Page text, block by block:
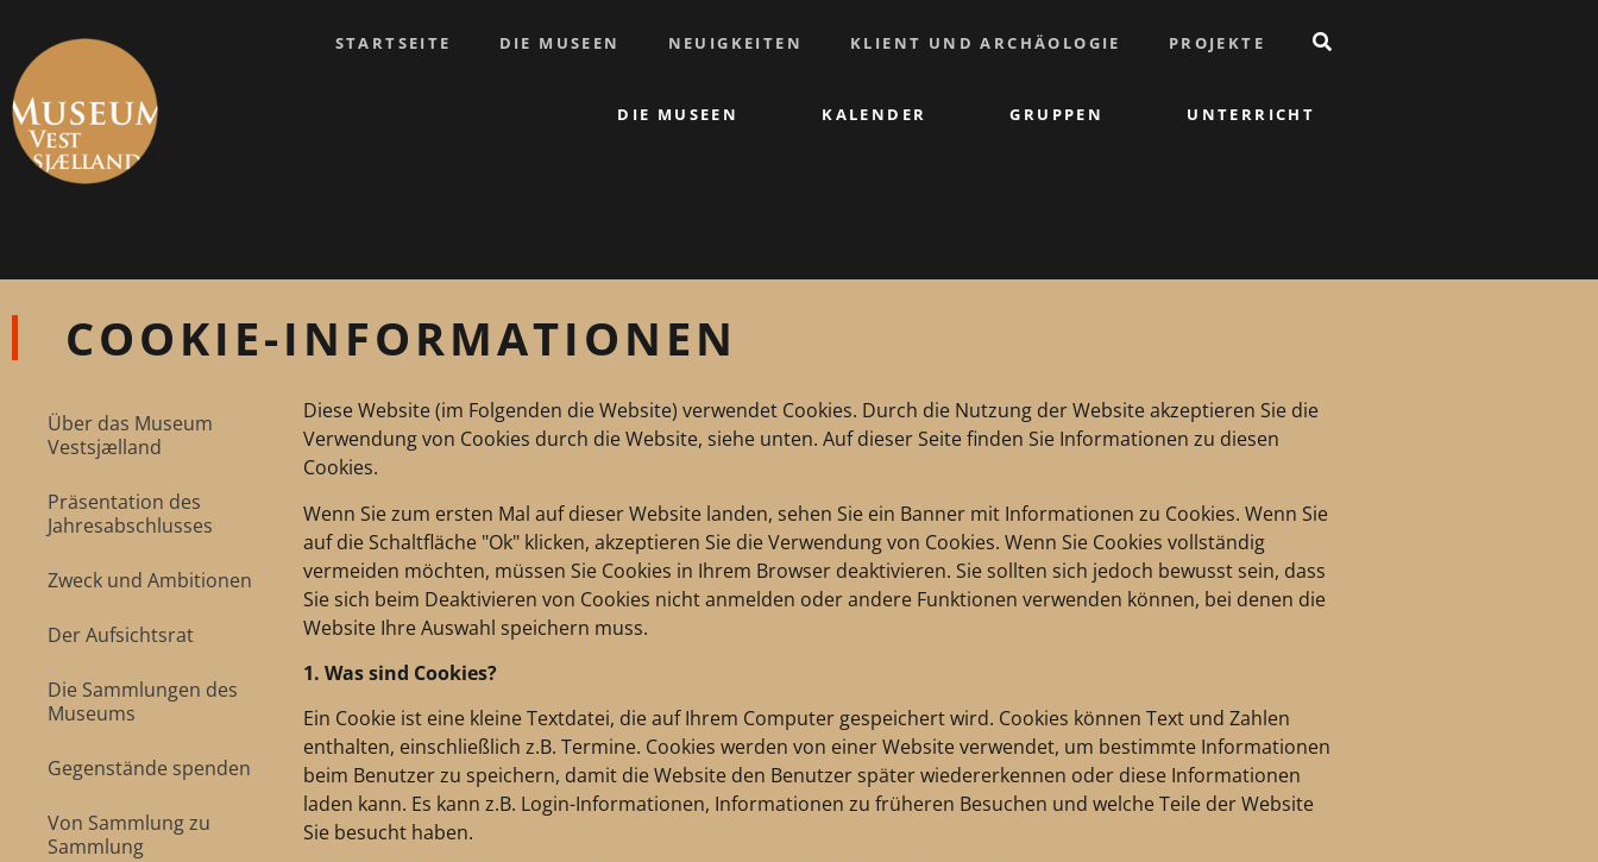
STARTSEITE DIE MUSEEN NEUIGKEITEN KLIENT UND ARCHÄOLOGIE PROJEKTE
DIE MUSEEN KALENDER GRUPPEN UNTERRICHT
COOKIE-INFORMATIONEN
Über das Museum
Vestsjælland
Präsentation des
Jahresabschlusses
Zweck und Ambitionen
Der Aufsichtsrat
Die Sammlungen des
Museums
Gegenstände spenden
Von Sammlung zu
Sammlung
Diese Website (im Folgenden die Website) verwendet Cookies. Durch die Nutzung der Website akzeptieren Sie die
Verwendung von Cookies durch die Website, siehe unten. Auf dieser Seite finden Sie Informationen zu diesen
Cookies.
Wenn Sie zum ersten Mal auf dieser Website landen, sehen Sie ein Banner mit Informationen zu Cookies. Wenn Sie
auf die Schaltfläche "Ok" klicken, akzeptieren Sie die Verwendung von Cookies. Wenn Sie Cookies vollständig
vermeiden möchten, müssen Sie Cookies in Ihrem Browser deaktivieren. Sie sollten sich jedoch bewusst sein, dass
Sie sich beim Deaktivieren von Cookies nicht anmelden oder andere Funktionen verwenden können, bei denen die
Website Ihre Auswahl speichern muss.
1. Was sind Cookies?
Ein Cookie ist eine kleine Textdatei, die auf Ihrem Computer gespeichert wird. Cookies können Text und Zahlen
enthalten, einschließlich z.B. Termine. Cookies werden von einer Website verwendet, um bestimmte Informationen
beim Benutzer zu speichern, damit die Website den Benutzer später wiedererkennen oder diese Informationen
laden kann. Es kann z.B. Login-Informationen, Informationen zu früheren Besuchen und welche Teile der Website
Sie besucht haben.